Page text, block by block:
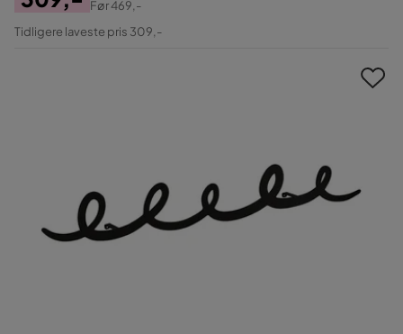
Pris
Original
Før469,-
Tidligere laveste pris 309,-